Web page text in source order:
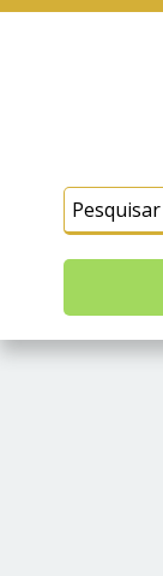
similares para
nosso site,
e serviços,
marketing e
Termos